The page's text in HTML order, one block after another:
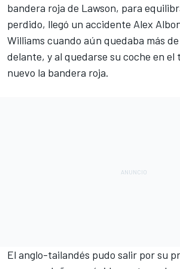
bandera roja de Lawson, para
perdido, llegó un accidente Alex
Williams cuando aún quedaba más
delante, y al quedarse su coche en el
nuevo la bandera roja.
El anglo-tailandés pudo salir por su